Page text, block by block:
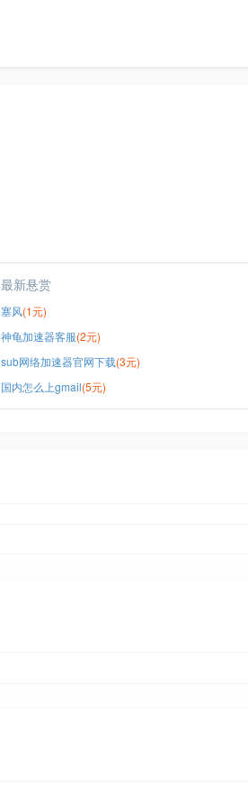
最新悬赏
塞风(1元)
神龟加速器客服(2元)
sub网络加速器官网下载(3元)
国内怎么上gmail(5元)